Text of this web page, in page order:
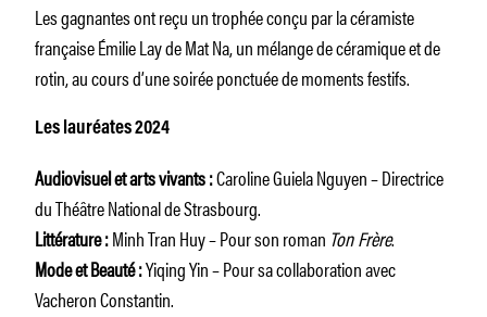
Les gagnantes ont reçu un trophée conçu par la céramiste
française Émilie Lay de Mat Na, un mélange de céramique et de
rotin, au cours d’une soirée ponctuée de moments festifs.
Les lauréates 2024
Audiovisuel et arts vivants :Caroline Guiela Nguyen – Directrice
du Théâtre National de Strasbourg.
Littérature :Minh Tran Huy – Pour son roman Ton Frère.
Mode et Beauté :Yiqing Yin – Pour sa collaboration avec
Vacheron Constantin.